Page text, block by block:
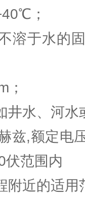
；
溶于水的
；
井水、河
兹,额定电
伏范围内
附近的适